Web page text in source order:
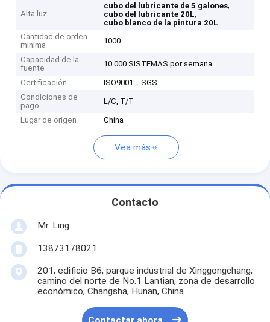
Alta luz
cubo del lubricante de 5 galones,
cubo del lubricante 20L,
cubo blanco de la pintura 20L
Cantidad de orden
mínima
1000
Capacidad de la
fuente
10.000 SISTEMAS por semana
Certificación
ISO9001，SGS
Condiciones de
pago
L/C, T/T
Lugar de origen China
Vea más
Contacto
Mr. Ling
13873178021
201, edificio B6, parque industrial de Xinggongchang,
camino del norte de No.1 Lantian, zona de desarrollo
económico, Changsha, Hunan, China